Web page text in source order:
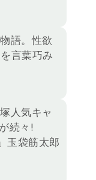
語。性欲
言葉巧み
人気キャ
続々!
玉袋筋太郎